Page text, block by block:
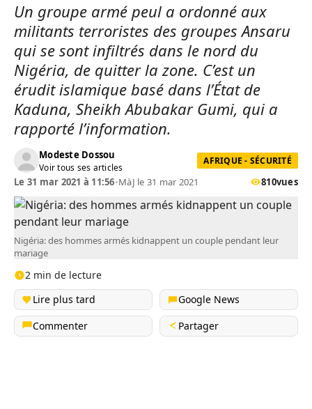
Un groupe armé peul a ordonné aux
militants terroristes des groupes Ansaru
qui se sont infiltrés dans le nord du
Nigéria, de quitter la zone. C’est un
érudit islamique basé dans l’État de
Kaduna, Sheikh Abubakar Gumi, qui a
rapporté l’information.
Modeste Dossou
Voir tous ses articles
AFRIQUE - SÉCURITÉ
Le 31 mar 2021 à 11:56•MàJ le 31 mar 2021 810vues
Nigéria: des hommes armés kidnappent un couple pendant leur
mariage
2 min de lecture
Lire plus tard
Google News
Commenter
Partager